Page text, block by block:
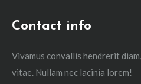
Contact info
Vivamus convallis hendrerit
vitae. Nullam nec lacinia lorem!